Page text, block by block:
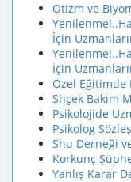
Otizm ve
İçin
İçin
Özel Eğitimde
Shçek Bakım
Psikolojide
Psikolog
Shu Derneği
Korkunç
Yanlış Karar